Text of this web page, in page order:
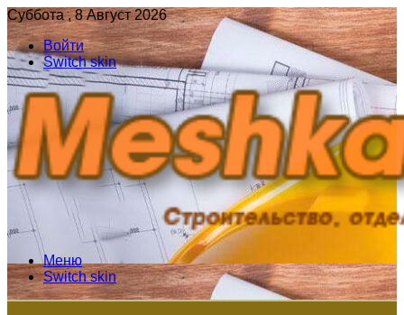
Суббота , 8 Август 2026
Войти
Switch skin
Меню
Switch skin